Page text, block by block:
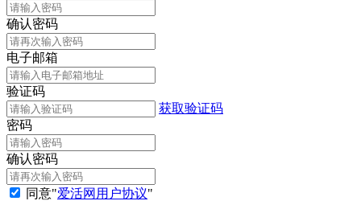
确认密码
电子邮箱
验证码
获取验证码
密码
确认密码
同意"爱活网用户协议"